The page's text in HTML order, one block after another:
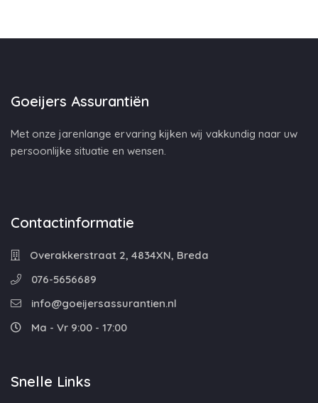
Goeijers Assurantiën
Met onze jarenlange ervaring kijken wij vakkundig naar uw
persoonlijke situatie en wensen.
Contactinformatie
Overakkerstraat 2, 4834XN, Breda
076-5656689
info@goeijersassurantien.nl
Ma - Vr 9:00 - 17:00
Snelle Links